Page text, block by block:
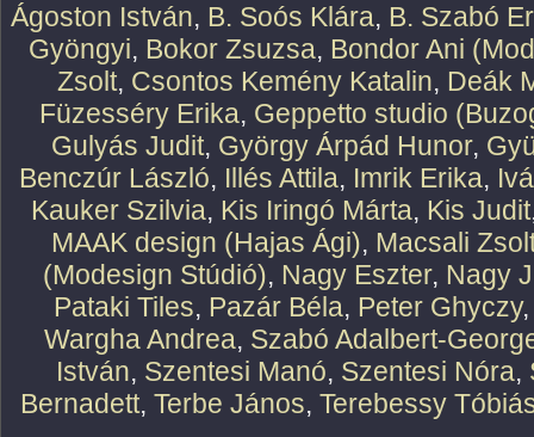
Ágoston István, B. Soós Klára, B. Szabó
Gyöngyi, Bokor Zsuzsa, Bondor Ani
Zsolt, Csontos Kemény Katalin, Deák
Füzesséry Erika, Geppetto studio
Gulyás Judit, György Árpád Hunor,
Benczúr László, Illés Attila, Imrik Erika,
Kauker Szilvia, Kis Iringó Márta, Kis Judit
MAAK design (Hajas Ági), Macsali
(Modesign Stúdió), Nagy Eszter, Nagy
Pataki Tiles, Pazár Béla, Peter Ghyczy
Wargha Andrea, Szabó Adalbert-
István, Szentesi Manó, Szentesi Nóra,
Bernadett, Terbe János, Terebessy